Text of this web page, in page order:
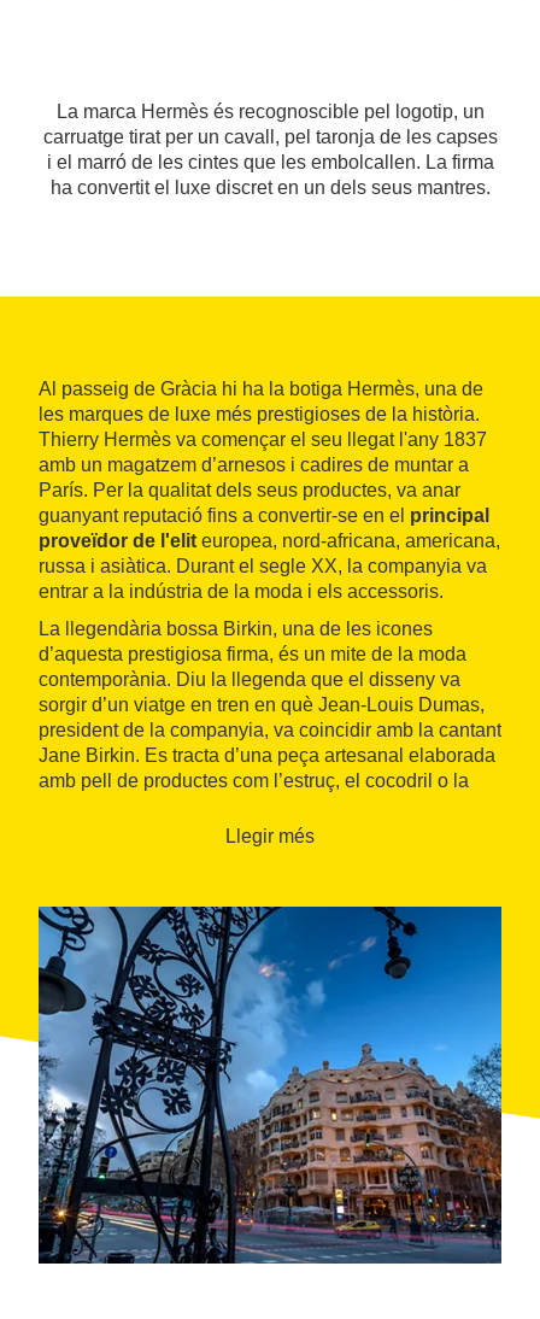
La marca Hermès és recognoscible pel logotip, un
carruatge tirat per un cavall, pel taronja de les capses
i el marró de les cintes que les embolcallen. La firma
ha convertit el luxe discret en un dels seus mantres.
Al passeig de Gràcia hi ha la botiga Hermès, una de
les marques de luxe més prestigioses de la història.
Thierry Hermès va començar el seu llegat l'any 1837
amb un magatzem d’arnesos i cadires de muntar a
París. Per la qualitat dels seus productes, va anar
guanyant reputació fins a convertir-se en el principal
proveïdor de l'elit europea, nord-africana, americana,
russa i asiàtica. Durant el segle XX, la companyia va
entrar a la indústria de la moda i els accessoris.
La llegendària bossa Birkin, una de les icones
d’aquesta prestigiosa firma, és un mite de la moda
contemporània. Diu la llegenda que el disseny va
sorgir d’un viatge en tren en què Jean-Louis Dumas,
president de la companyia, va coincidir amb la cantant
Jane Birkin. Es tracta d’una peça artesanal elaborada
amb pell de productes com l’estruç, el cocodril o la
característic de la bossa és que l'interior és sempre
Llegir més